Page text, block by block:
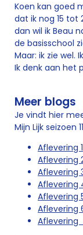
Koen kan goed
dat ik nog 15 tot
dan wil ik Beau
de basisschool
Maar: ik zie wel.
Ik denk aan het
Meer blogs
Je vindt hier
Mijn Lijk seizoen
Aflevering 1
Aflevering
Aflevering
Aflevering
Aflevering
Aflevering
Aflevering